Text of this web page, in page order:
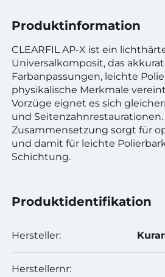
Produktinformation
CLEARFIL AP-X ist ein
Universalkomposit, das
Farbanpassungen, leichte
physikalische Merkmale
Vorzüge eignet es sich
und Seitenzahnrestaurationen.
Zusammensetzung sorgt für
und damit für leichte
Schichtung.
Produktidentifikation
Hersteller:
Herstellernr: